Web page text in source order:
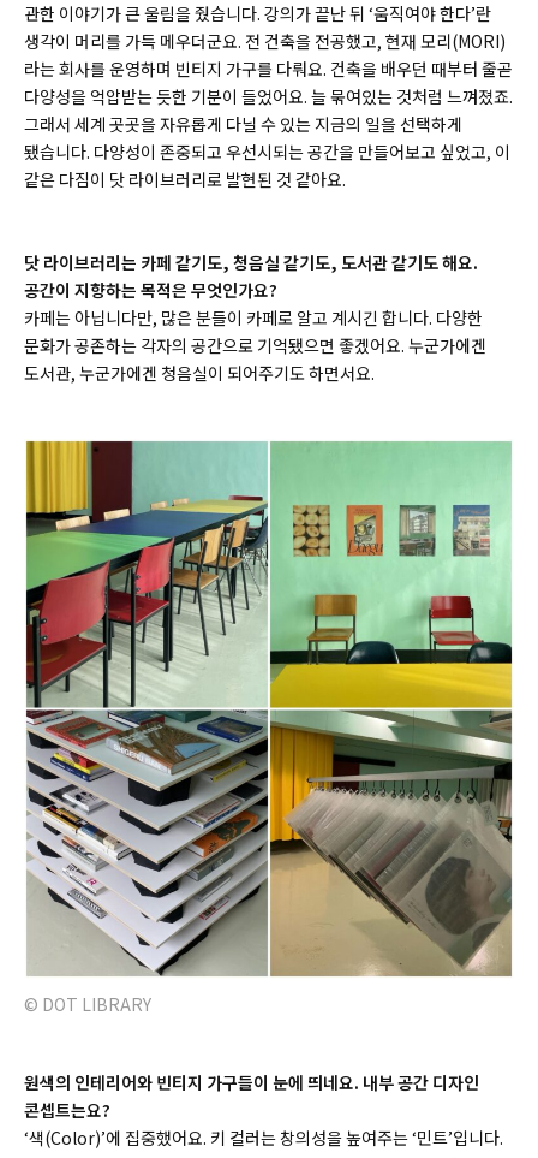
관한 이야기가 큰 울림을 줬습니다. 강의가 끝난 뒤 ‘움직여야 한다’란
생각이 머리를 가득 메우더군요. 전 건축을 전공했고, 현재 모리(MORI)
라는 회사를 운영하며 빈티지 가구를 다뤄요. 건축을 배우던 때부터 줄곧
다양성을 억압받는 듯한 기분이 들었어요. 늘 묶여있는 것처럼 느껴졌죠.
그래서 세계 곳곳을 자유롭게 다닐 수 있는 지금의 일을 선택하게
됐습니다. 다양성이 존중되고 우선시되는 공간을 만들어보고 싶었고, 이
같은 다짐이 닷 라이브러리로 발현된 것 같아요.
닷 라이브러리는 카페 같기도, 청음실 같기도, 도서관 같기도 해요.
공간이 지향하는 목적은 무엇인가요?
카페는 아닙니다만, 많은 분들이 카페로 알고 계시긴 합니다. 다양한
문화가 공존하는 각자의 공간으로 기억됐으면 좋겠어요. 누군가에겐
도서관, 누군가에겐 청음실이 되어주기도 하면서요.
© DOT LIBRARY
원색의 인테리어와 빈티지 가구들이 눈에 띄네요. 내부 공간 디자인
콘셉트는요?
‘색(Color)’에 집중했어요. 키 컬러는 창의성을 높여주는 ‘민트’입니다.